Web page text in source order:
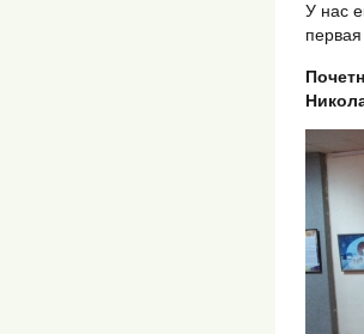
У нас
первая